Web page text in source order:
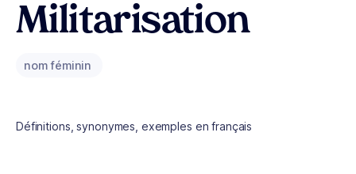
Militarisation
nom féminin
Définitions, synonymes, exemples en français